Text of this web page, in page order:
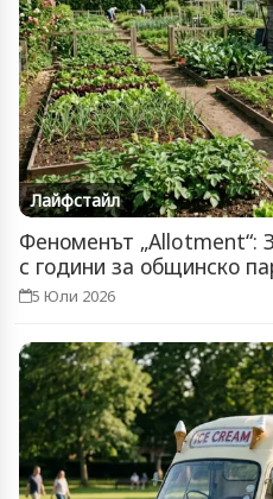
Лайфстайл
Феноменът „Allotment“:
с години за общинско
5 Юли 2026